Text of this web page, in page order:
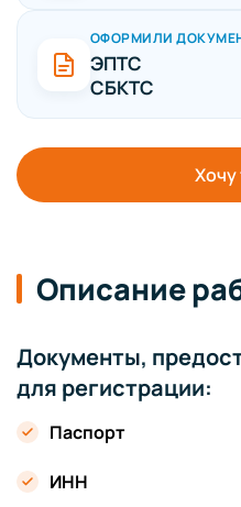
ОФОРМИЛИ
ЭПТС
СБКТС
Хочу
Описание
Документы,
для регистрации:
Паспорт
ИНН